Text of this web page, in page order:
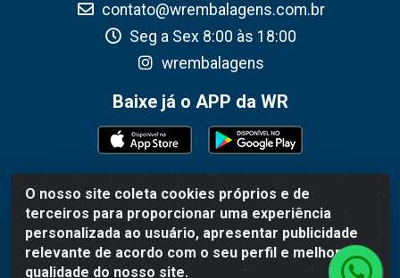
O nosso site coleta cookies próprios e de
terceiros para proporcionar uma experiência
personalizada ao usuário, apresentar publicidade
relevante de acordo com o seu perfil e melhorar a
qualidade do nosso site.
contato@wrembalagens.com.br
Seg a Sex 8:00 às 18:00
wrembalagens
Baixe já o APP da WR
WR Embalagens - R. Cel. Teodoro Gomes de Araújo,
1360 - Grogotó - Barbacena / MG - CEP 36202-628 -
CNPJ 02.692.206/0001-55